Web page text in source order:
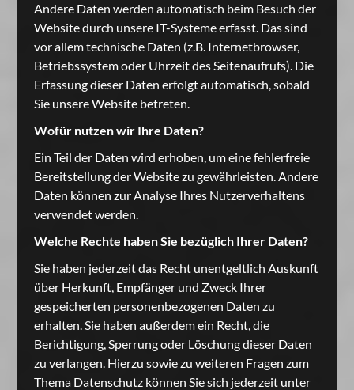
Andere Daten werden automatisch beim Besuch der
Website durch unsere IT-Systeme erfasst. Das sind
vor allem technische Daten (z.B. Internetbrowser,
Betriebssystem oder Uhrzeit des Seitenaufrufs). Die
Erfassung dieser Daten erfolgt automatisch, sobald
Sie unsere Website betreten.
Wofür nutzen wir Ihre Daten?
Ein Teil der Daten wird erhoben, um eine fehlerfreie
Bereitstellung der Website zu gewährleisten. Andere
Daten können zur Analyse Ihres Nutzerverhaltens
verwendet werden.
Welche Rechte haben Sie bezüglich Ihrer Daten?
Sie haben jederzeit das Recht unentgeltlich Auskunft
über Herkunft, Empfänger und Zweck Ihrer
gespeicherten personenbezogenen Daten zu
erhalten. Sie haben außerdem ein Recht, die
Berichtigung, Sperrung oder Löschung dieser Daten
zu verlangen. Hierzu sowie zu weiteren Fragen zum
Thema Datenschutz können Sie sich jederzeit unter